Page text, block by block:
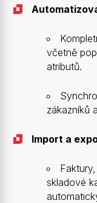
včetně
atributů.
zákazníků
Import a
skladové